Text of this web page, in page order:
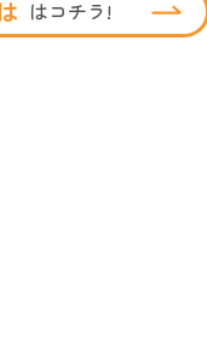
はコチラ!